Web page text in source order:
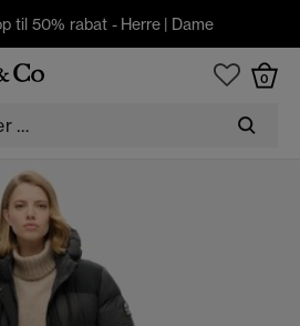
til 50% rabat - Herre | Dame
0